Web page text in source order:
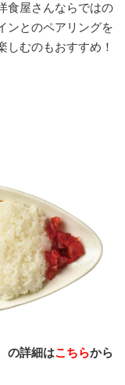
食屋さんならではの
ンとのペアリングを
しむのもおすすめ！
詳細はこちらから